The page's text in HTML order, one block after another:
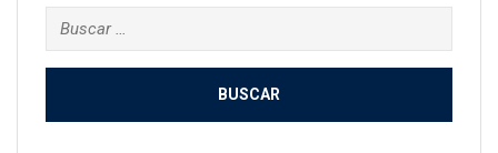
Buscar: